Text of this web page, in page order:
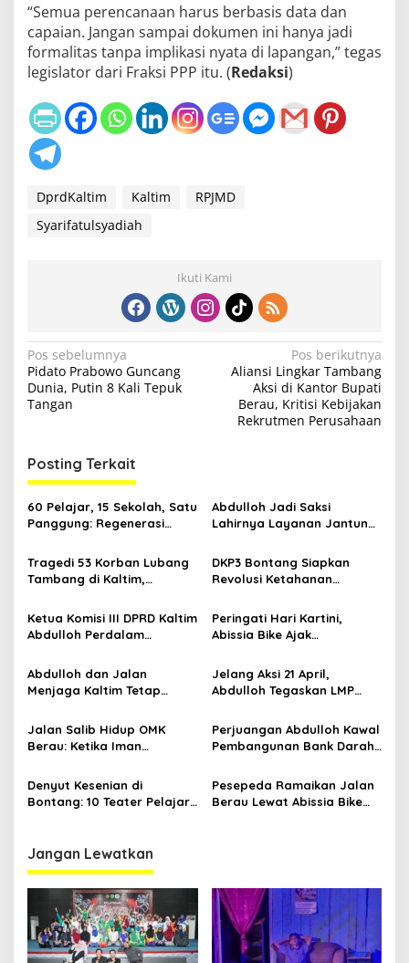
“Semua perencanaan harus berbasis data dan
capaian. Jangan sampai dokumen ini hanya jadi
formalitas tanpa implikasi nyata di lapangan,” tegas
legislator dari Fraksi PPP itu. (Redaksi)
DprdKaltim Kaltim
RPJMD
Syarifatulsyadiah
Ikuti Kami
N
a
v
g
a
s
i
p
o
s
Pos sebelumnya
Pidato Prabowo Guncang
Dunia, Putin 8 Kali Tepuk
Tangan
Pos berikutnya
Aliansi Lingkar Tambang
Aksi di Kantor Bupati
Berau, Kritisi Kebijakan
Rekrutmen Perusahaan
Posting Terkait
60 Pelajar, 15 Sekolah, Satu
Panggung: Regenerasi
Jalannya
Abdulloh Jadi Saksi
Lahirnya Layanan Jantung
Jawaban Kebutuhan
Rakyat
Tragedi 53 Korban Lubang
Tambang di Kaltim,
Total Tata Kelola
DKP3 Bontang Siapkan
Revolusi Ketahanan
Smartani Jadi Senjata
Ketua Komisi III DPRD Kaltim
Abdulloh Perdalam
Bangku Doktoral
Peringati Hari Kartini,
Abissia Bike Ajak
Sambil Berkebaya
Abdulloh dan Jalan
Menjaga Kaltim Tetap
Gelombang Aksi 21 April
Jelang Aksi 21 April,
Abdulloh Tegaskan LMP
Kondusifitas Bersama TNI-
Polri
Jalan Salib Hidup OMK
Berau: Ketika Iman
Panggung
Perjuangan Abdulloh Kawal
Pembangunan Bank Darah
Kesehatan Warga Utama
Denyut Kesenian di
Bontang: 10 Teater Pelajar
Pesepeda Ramaikan Jalan
Berau Lewat Abissia Bike
Jangan Lewatkan